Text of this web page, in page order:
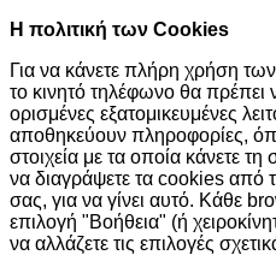
H πολιτική των Cookies
Για να κάνετε πλήρη χρήση
το κινητό τηλέφωνο θα
ορισμένες εξατομικευμένες
αποθηκεύουν πληροφορίες,
στοιχεία με τα οποία κάνετε
να διαγράψετε τα cookies από
σας, για να γίνει αυτό. Κάθε
επιλογή "Βοήθεια" (ή
να αλλάζετε τις επιλογές